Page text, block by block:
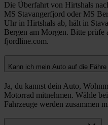
Die Überfahrt von Hirtshals
MS Stavangerfjord oder MS
Uhr in Hirtshals ab, hält in
Bergen am Morgen. Bitte prüfe
fjordline.com.
Kann ich mein Auto auf die
Ja, du kannst dein Auto,
Motorrad mitnehmen. Wähle
Fahrzeuge werden zusammen